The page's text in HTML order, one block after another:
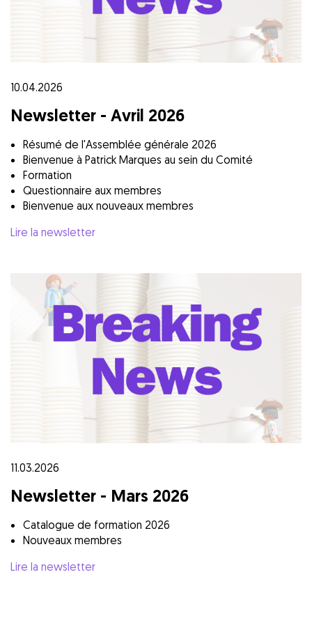
10.04.2026
Newsletter - Avril 2026
Résumé de l'Assemblée générale 2026
Bienvenue à Patrick Marques au sein du Comité
Formation
Questionnaire aux membres
Bienvenue aux nouveaux membres
Lire la newsletter
11.03.2026
Newsletter - Mars 2026
Catalogue de formation 2026
Nouveaux membres
Lire la newsletter